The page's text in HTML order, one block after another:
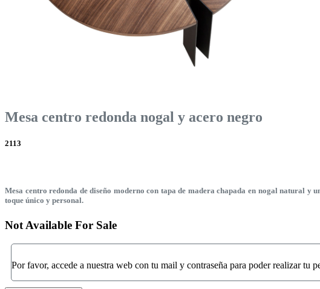
Mesa centro redonda nogal y acero negro
2113
Mesa centro redonda de diseño moderno con tapa de madera chapada en nogal natural
toque único y personal.
Not Available For Sale
Por favor, accede a nuestra web con tu mail y contraseña para poder realizar tu